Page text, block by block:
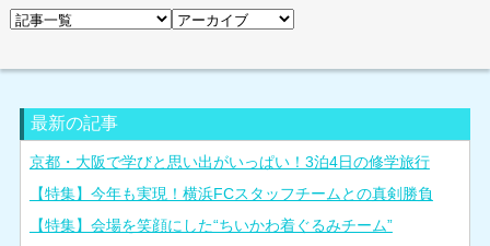
最新の記事
京都・大阪で学びと思い出がいっぱい！3泊4日の修学旅行
【特集】今年も実現！横浜FCスタッフチームとの真剣勝負
【特集】会場を笑顔にした“ちいかわ着ぐるみチーム”